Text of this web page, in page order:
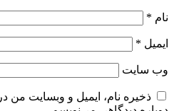
*
*
سایت
ذخیره نام، ایمیل و وبسایت من